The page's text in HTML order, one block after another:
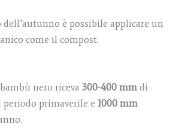
è possibile applicare un
come il compost.
nero riceva 300-400 mm di
periodo primaverile e 1000 mm